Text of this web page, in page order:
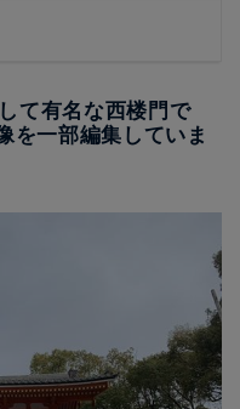
て有名な西楼門で
一部編集していま